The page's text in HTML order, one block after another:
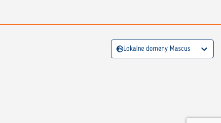
Lokalne domeny Mascus